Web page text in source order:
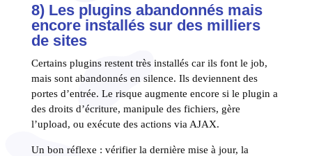
8) Les plugins abandonnés mais
encore installés sur des milliers
de sites
Certains plugins restent très installés car ils font le job,
mais sont abandonnés en silence. Ils deviennent des
portes d’entrée. Le risque augmente encore si le plugin a
des droits d’écriture, manipule des fichiers, gère
l’upload, ou exécute des actions via AJAX.
Un bon réflexe : vérifier la dernière mise à jour, la